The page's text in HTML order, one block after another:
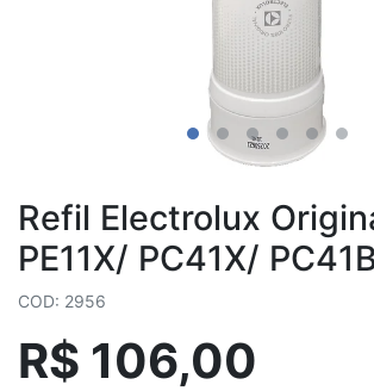
Refil Electrolux
PE11X/ PC41X/
COD: 2956
R$ 106,00